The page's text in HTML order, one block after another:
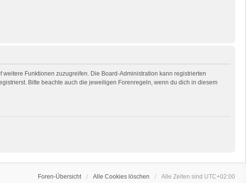
Funktionen zuzugreifen. Die Board-Administration kann registrierten
Bitte beachte auch die jeweiligen Forenregeln, wenn du dich in diesem
Foren-Übersicht Alle Cookies löschen Alle Zeiten sind UTC+02:00